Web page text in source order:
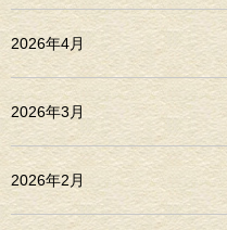
2026年4月
2026年3月
2026年2月